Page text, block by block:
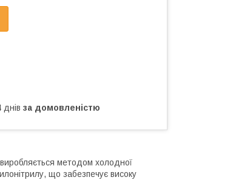
за домовленістю
методом холодної
що забезпечує високу